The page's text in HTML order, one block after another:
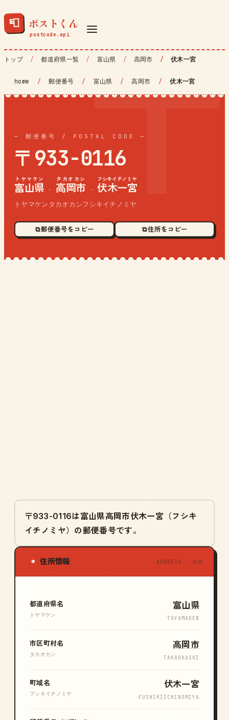
📮 ポストくん
トップ 都道府県一覧 富山県 高岡市 伏木一宮
home / 郵便番号 / 富山県 / 高岡市 / 伏木一宮
— 郵便番号 / POSTAL CODE —
〒933-0116
富山県
トヤマケン
· 高岡市
タカオカシ
· 伏木一宮
フシキイチノミヤ
トヤマケンタカオカシフシキイチノミヤ
⧉ 郵便番号をコピー ⧉ 住所をコピー
〒933-0116は富山県高岡市伏木一宮（フシキ
イチノミヤ）の郵便番号です。
◉ 住所情報 ADDRESS · 住所
都道府県名
トヤマケン
富山県
TOYAMAKEN
市区町村名
タカオカシ
高岡市
TAKAOKASHI
町域名
フシキイチノミヤ
伏木一宮
FUSHIKIICHINOMIYA